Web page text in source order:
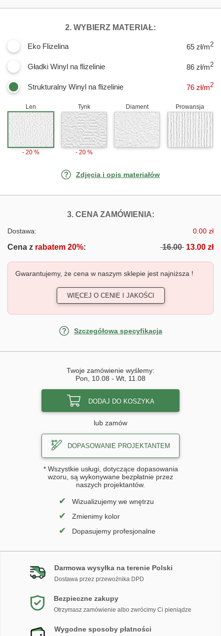
2. WYBIERZ MATERIAŁ:
Eko Flizelina 65 zł/m2
Gładki Winyl na flizelinie 86 zł/m2
Strukturalny Winyl na flizelinie 76 zł/m2
Len
- 20 %
Tynk
- 20 %
Diament Prowansja
Zdjęcia i opis materiałów
3. CENA ZAMÓWIENIA:FOTOTAPETY
Dostawa: 0.00 zł
Cena z rabatem 20%: 16.00 13.00 zł
Gwarantujemy, że cena w naszym sklepie jest najniższa !
WIĘCEJ O CENIE I JAKOŚCI
Szczegółowa specyfikacja
Twoje zamówienie wyślemy:
Pon, 10.08 - Wt, 11.08
DODAJ DO KOSZYKA
lub zamów
DOPASOWANIE PROJEKTANTEM
* Wszystkie usługi, dotyczące dopasowania
wzoru, są wykonywane bezpłatnie przez
naszych projektantów.
✔ Wizualizujemy we wnętrzu
✔ Zmienimy kolor
✔ Dopasujemy profesjonalne
Darmowa wysyłka na terenie Polski
Dostawa przez przewoźnika DPD
Bezpieczne zakupy
Otrzymasz zamówienie albo zwrócimy Ci pieniądze
Wygodne sposoby płatności